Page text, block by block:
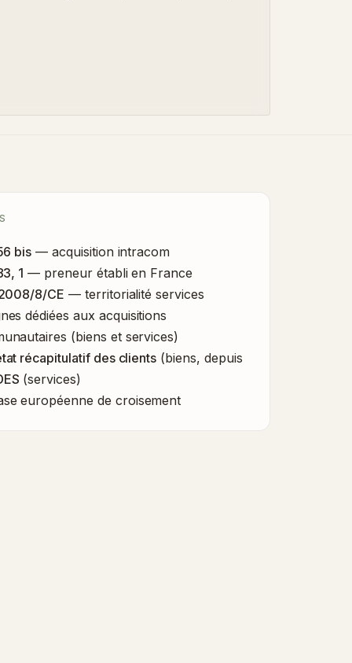
bis — acquisition intracom
1 — preneur établi en France
8/CE — territorialité services
dédiées aux acquisitions
(biens et services)
récapitulatif des clients (biens, depuis
(services)
européenne de croisement